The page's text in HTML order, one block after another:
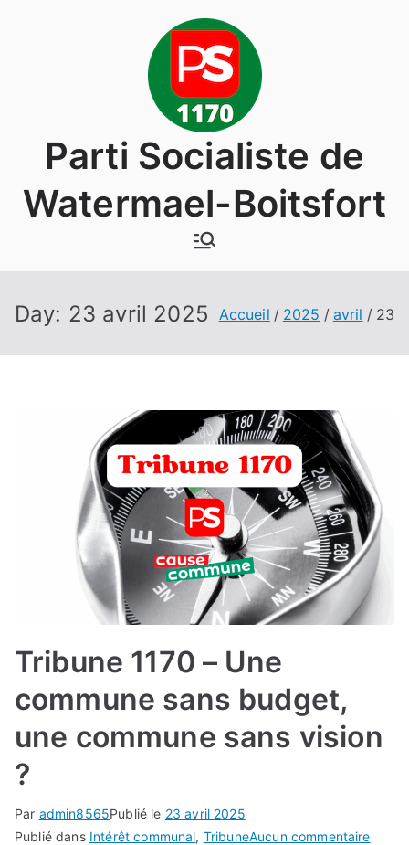
Parti Socialiste de
Watermael-Boitsfort
Day: 23 avril 2025 Accueil 2025 avril 23
Tribune 1170 – Une
commune sans budget,
une commune sans vision
?
Par admin8565Publié le 23 avril 2025
Publié dans Intérêt communal, TribuneAucun commentairesur